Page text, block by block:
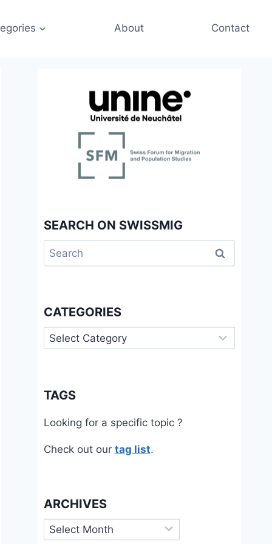
About Contact
SEARCH ON SWISSMIG
Search
for:
CATEGORIES
Categories
TAGS
Looking for a specific topic ?
Check out our tag list.
ARCHIVES
Archives